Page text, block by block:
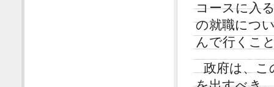
コースに入
の就職につ
んで行くこ
政府は、こ